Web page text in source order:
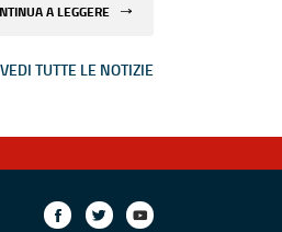
A LEGGERE
VEDI TUTTE LE NOTIZIE